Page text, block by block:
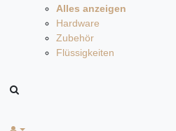
Alles anzeigen
Hardware
Zubehör
Flüssigkeiten